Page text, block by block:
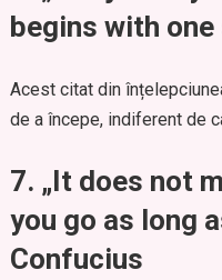
begins with one
Acest citat din
de a începe, indiferent de
7. „It does not
you go as long
Confucius